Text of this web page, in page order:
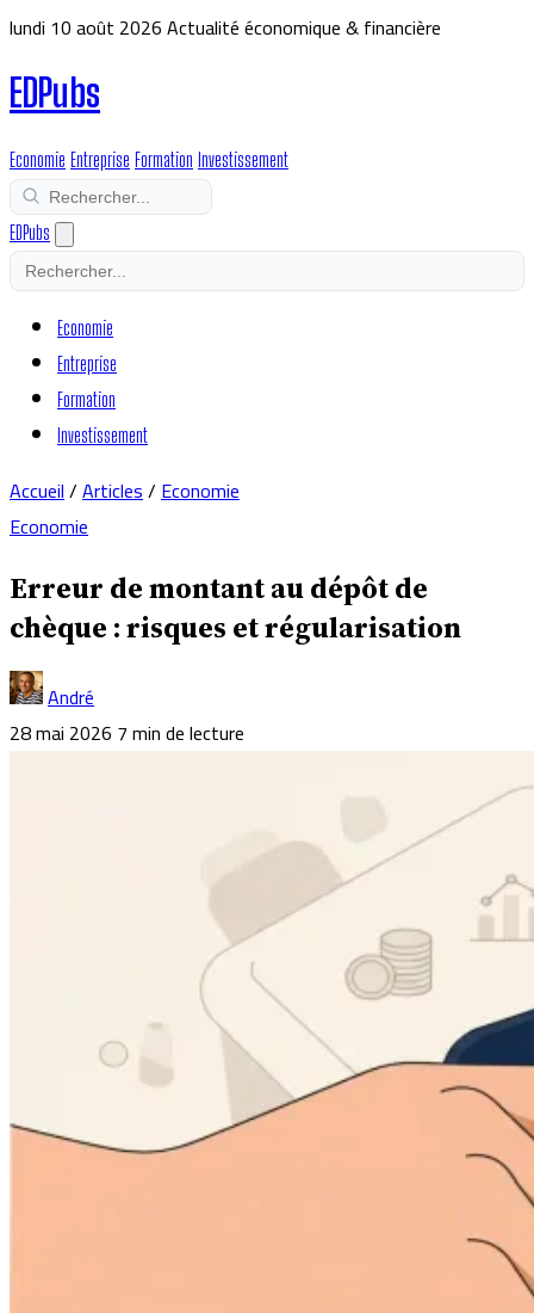
lundi 10 août 2026Actualité économique & financière
EDPubs
Economie Entreprise Formation Investissement
EDPubs
Economie
Entreprise
Formation
Investissement
Accueil/Articles/Economie
Economie
Erreur de montant au dépôt de
chèque : risques et régularisation
André
28 mai 2026 7 min de lecture